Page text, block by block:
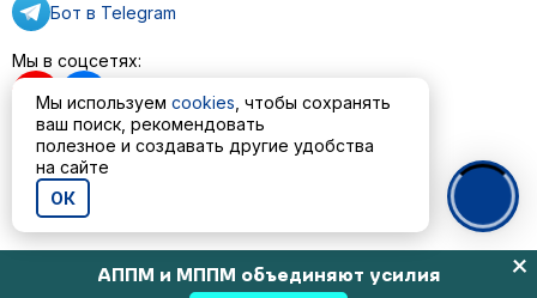
АППМ и МППМ объединяют усилия
Бот в Telegram
Мы в соцсетях:
Пользовательское соглашение
Политика обработки персональных данных
© ООО «МППМ» 2023—2026
Мы используем cookies , чтобы сохранять
ваш поиск, рекомендовать
полезное и создавать другие удобства
на сайте
ОК